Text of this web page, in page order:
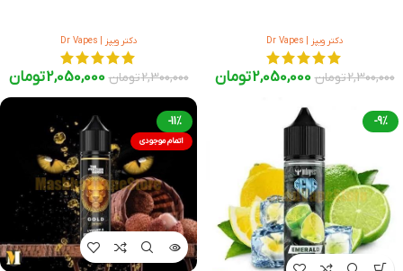
دکتر ویپز | Dr Vapes
2,300,000تومان 2,050,000تومان
دکتر ویپز | Dr Vapes
2,300,000تومان 2,050,000تومان
-9%
-11%
اتمام موجودی